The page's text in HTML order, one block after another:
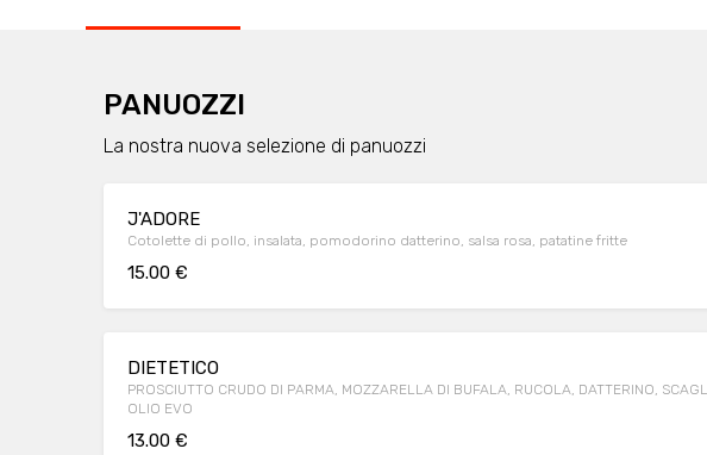
PANUOZZI
La nostra nuova selezione di panuozzi
J'ADORE
Cotolette di pollo, insalata, pomodorino datterino, salsa rosa, patatine fritte
15.00 €
DIETETICO
PROSCIUTTO CRUDO DI PARMA, MOZZARELLA DI BUFALA, RUCOLA, DATTERINO,
OLIO EVO
13.00 €